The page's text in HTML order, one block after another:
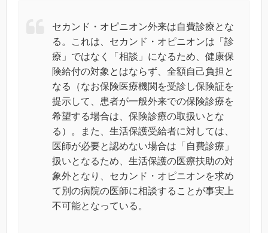
セカンド・オピニオン外来は自費診療とな
る。これは、セカンド・オピニオンは「診
療」ではなく「相談」になるため、健康保
険給付の対象とはならず、全額自己負担と
なる（なお保険医療機関を受診し保険証を
提示して、患者が一般外来での保険診療を
希望する場合は、保険診療の取扱いとな
る）。また、生活保護受給者に対しては、
医師が必要と認めない場合は「自費診療」
扱いとなるため、生活保護の医療扶助の対
象外となり、セカンド・オピニオンを求め
て別の病院の医師に相談することが事実上
不可能となっている。